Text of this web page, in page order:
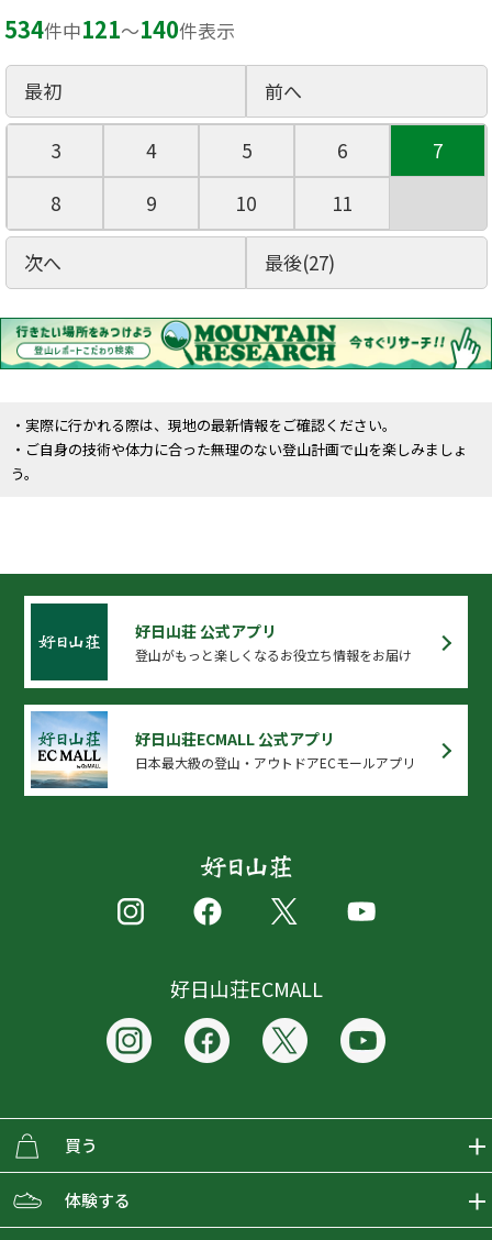
534件中121〜140件表示
最初 前へ
3 4 5 6
7
8
9 10 11
次へ 最後(27)
・実際に行かれる際は、現地の最新情報をご確認ください。
・ご自身の技術や体力に合った無理のない登山計画で山を楽しみましょ
う。
好日山荘 公式アプリ
登山がもっと楽しくなるお役立ち情報をお届け
好日山荘ECMALL 公式アプリ
日本最大級の登山・アウトドアECモールアプリ
好日山荘ECMALL
買う
ECMALLの商品をさがす
体験する